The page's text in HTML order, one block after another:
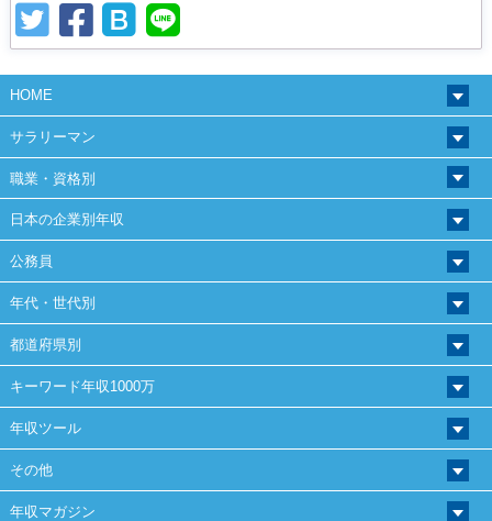
HOME
サラリーマン
職業・資格別
日本の企業別年収
公務員
年代・世代別
都道府県別
キーワード年収1000万
年収ツール
その他
年収マガジン